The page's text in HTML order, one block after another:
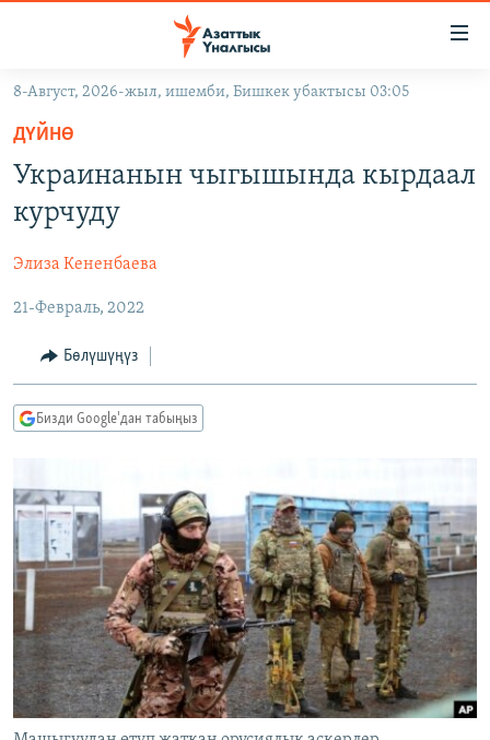
Навигацияга
өтүңүз
Издөөгө
салыңыз
ЖАҢЫЛЫКТАР
КЫРГЫЗСТАН
ЭКОНОМИКА
МАДАНИЯТ
ДҮЙНӨ
БОРБОР АЗИЯ
УКРАИНА
АТАЙЫН ИЛИКТӨӨ
ТВ ПРОГРАММАЛАР
БҮГҮН АЗАТТЫКТА
БИЗ ЖАНА ДҮЙНӨ
ЭЖЕ-СИҢДИЛЕР
АЗАТТЫК+
ЫҢГАЙСЫЗ СУРООЛОР
ПОДКАСТ
ӨЗГӨЧӨ ПИКИР
ОНЛАЙН ШЕРИНЕ
ЭЕ/АРнун бардык сайттары
8-Август, 2026-жыл, ишемби, Бишкек убактысы 03:05
ДҮЙНӨ
Украинанын чыгышында кырдаал
курчуду
Элиза Кененбаева
21-Февраль, 2022
Бөлүшүңүз
Бизди Google'дан табыңыз